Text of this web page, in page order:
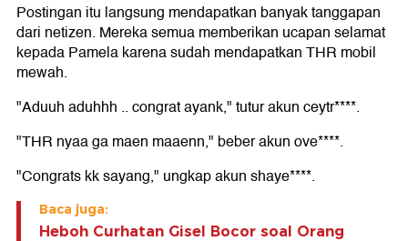
Postingan itu langsung mendapatkan banyak tanggapan
dari netizen. Mereka semua memberikan ucapan selamat
kepada Pamela karena sudah mendapatkan THR mobil
mewah.
"Aduuh aduhhh .. congrat ayank," tutur akun ceytr****.
"THR nyaa ga maen maaenn," beber akun ove****.
"Congrats kk sayang," ungkap akun shaye****.
Baca juga:
Heboh Curhatan Gisel Bocor soal Orang